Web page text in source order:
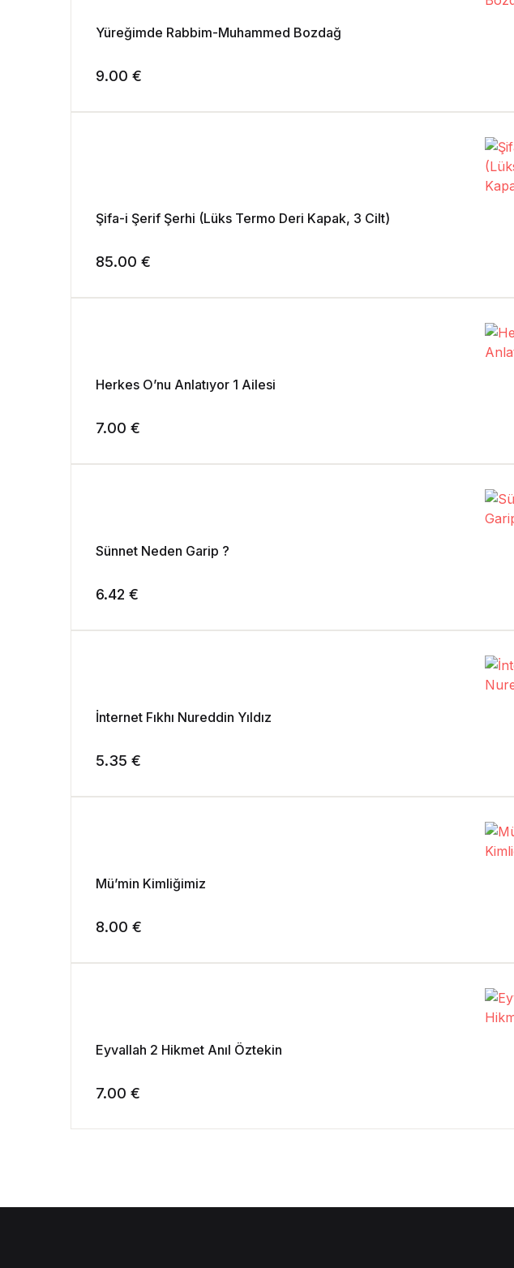
Yüreğimde Rabbim-Muhammed Bozdağ
9.00 €
Şifa-i Şerif Şerhi (Lüks Termo Deri Kapak, 3 Cilt)
85.00 €
Herkes O’nu Anlatıyor 1 Ailesi
7.00 €
Sünnet Neden Garip ?
6.42 €
İnternet Fıkhı Nureddin Yıldız
5.35 €
Mü’min Kimliğimiz
8.00 €
Eyvallah 2 Hikmet Anıl Öztekin
7.00 €